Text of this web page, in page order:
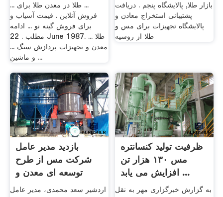
... طلا در معدن طلا برای ...
فروش آنلاین . قیمت آسیاب و
برای فروش گینه نو ... ادامه
مطلب . 22 June 1987. ... طلا
معدن و تجهیزات پردازش سنگ ...
و ماشین ...
بازار طلا, پالایشگاه پنجم . دریافت
پشتیبانی استخراج معادن و
پالایشگاه تجهیزات برای مس و
طلا از روسیه
بازدید مدیر عامل
شرکت مس از طرح
توسعه‌ ای معدن و
اردشیر سعد محمدی، مدیر عامل
ظرفیت تولید کنسانتره
مس ۱۳۰ هزار تن
افزایش می یابد ...
به گزارش خبرگزاری مهر به نقل